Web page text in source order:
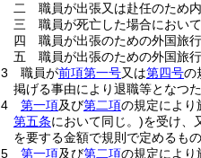
二
職員が出張又は赴任のため
三
職員が死亡した場合におい
四
職員が出張のための外国旅
五
職員が出張のための外国旅
3
職員が前項第一号又は第四号の
掲げる事由により退職等となつた
4
第一項及び第二項の規定により
第五条において同じ。)を受け、
を要する金額で規則で定めるも
5
第一項及び第二項の規定により